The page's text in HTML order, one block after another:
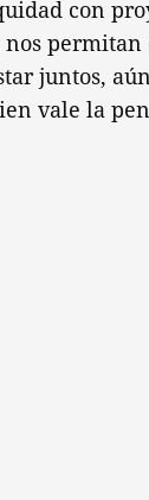
con
nos permitan
juntos,
vale la